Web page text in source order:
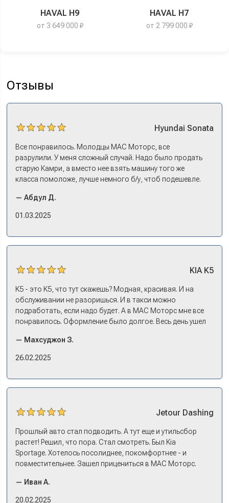
HAVAL H9
от 3 649 000 ₽
HAVAL H7
от 2 799 000 ₽
Отзывы
Hyundai Sonata
Все понравилось. Молодцы МАС Моторс, все
разрулили. У меня сложный случай. Надо было продать
старую Камри, а вместо нее взять машину того же
класса помоложе, лучше немного б/у, чтоб подешевле.
либо самому всем этим заниматься – а работать когда?
Либо искать салон, где есть нормальный трейд-ин. И
Но тогда еще ищи салон, где машины в наличии, а не
Москве без машины работать? Мне повезло в МАС
Моторс: много подержанных предложений, выбор есть,
трейд-ин быстрый. Камри пригнал, сдал, Сонату
выбрали, оформили все, кредит, договор, страховку. На
все про все несколько дней: зайти узнать, приехать
оформляться, забрать машину на выдаче.
— Абдул Д.
01.03.2025
KIA K5
K5 - это K5, что тут скажешь? Модная, красивая. И на
обслуживании не разоришься. И в такси можно
подработать, если надо будет. А в МАС Моторс мне все
понравилось. Оформление было долгое. Весь день ушел
в документах порядок. И кредит дали без проблем. И
еще ОСАГО и КАСКО оформили. Зато на выдаче такие
— Махсуджон З.
26.02.2025
Jetour Dashing
Прошлый авто стал подводить. А тут еще и утильсбор
растет! Решил, что пора. Стал смотреть. Был Kia
Sportage. Хотелось посолиднее, покомфортнее - и
повместительнее. Зашел прицениться в МАС Моторс.
и прям мое! Даже не скажешь, что «китаец». Прям не
вылезая из него и порешали. Спортэйдж в трейд-ин
— Иван А.
20.02.2025